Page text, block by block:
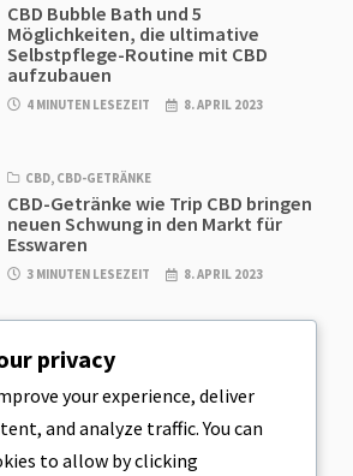
CBD Bubble Bath und 5
Möglichkeiten, die ultimative
Selbstpflege-Routine mit CBD
aufzubauen
4 MINUTEN LESEZEIT 8. APRIL 2023
CBD, CBD-GETRÄNKE
CBD-Getränke wie Trip CBD bringen
neuen Schwung in den Markt für
Esswaren
3 MINUTEN LESEZEIT 8. APRIL 2023
CBD-Plätzchenteig & unglaublich
einfache CBD-Esswaren, die Sie zu
Hause herstellen können
4 MINUTEN LESEZEIT
privacy
your experience, deliver
and analyze traffic. You can
to allow by clicking